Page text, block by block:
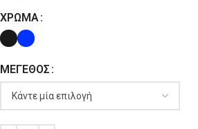
ΧΡΏΜΑ
ΜΈΓΕΘΟΣ